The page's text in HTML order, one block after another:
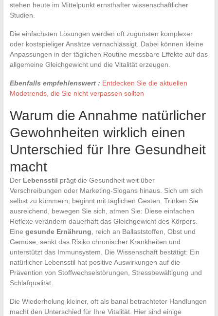
stehen heute im Mittelpunkt ernsthafter wissenschaftlicher
Studien.
Die einfachsten Lösungen werden oft zugunsten komplexer
oder kostspieliger Ansätze vernachlässigt. Dabei können kleine
Anpassungen in der täglichen Routine messbare Effekte auf das
allgemeine Gleichgewicht und die Vitalität erzeugen.
Ebenfalls empfehlenswert : Entdecken Sie die aktuellen
Modetrends, die Sie nicht verpassen sollten
Warum die Annahme natürlicher
Gewohnheiten wirklich einen
Unterschied für Ihre Gesundheit
macht
Der Lebensstil prägt die Gesundheit weit über
Verschreibungen oder Marketing-Slogans hinaus. Sich um sich
selbst zu kümmern, beginnt mit täglichen Gesten. Trinken Sie
ausreichend, bewegen Sie sich, atmen Sie: Diese einfachen
Reflexe verändern dauerhaft das Gleichgewicht des Körpers.
Eine gesunde Ernährung , reich an Ballaststoffen, Obst und
Gemüse, senkt das Risiko chronischer Krankheiten und
unterstützt das Immunsystem. Die Wissenschaft bestätigt: Ein
natürlicher Lebensstil hat positive Auswirkungen auf die
Prävention von Stoffwechselstörungen, Stressbewältigung und
Schlafqualität.
Die Wiederholung kleiner, oft als banal betrachteter Handlungen
macht den Unterschied für Ihre Vitalität. Hier sind einige